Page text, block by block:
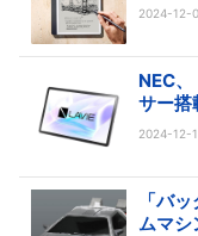
2024-12-
NEC
サー搭
2024-12-
「バ
ムマ